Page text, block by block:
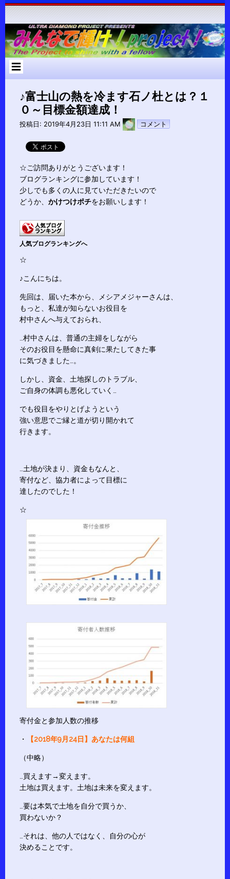
コ
ン
ツ
へ
ス
♪富士山の熱を冷ます石ノ杜とは？１
０～目標金額達成！
投稿日: 2019年4月23日 11:11 AM pokari7
コメント
☆ご訪問ありがとうございます！
ブログランキングに参加しています！
少しでも多くの人に見ていただきたいので
どうか、 かけつけポチをお願いします！
人気ブログランキングへ
☆
♪こんにちは。
先回は、届いた本から、メシアメジャーさんは、
もっと、私達が知らないお役目を
村中さんへ与えておられ、
…村中さんは、普通の主婦をしながら
そのお役目を懸命に真剣に果たしてきた事
に気づきました…。
しかし、資金、土地探しのトラブル、
ご自身の体調も悪化していく…
でも役目をやりとげようという
強い意思でご縁と道が切り開かれて
行きます。
…土地が決まり、資金もなんと、
寄付など、協力者によって目標に
達したのでした！
☆
寄付金と参加人数の推移
・ 【2018年9月24日】あなたは何組
（中略）
…買えます→変えます。
土地は買えます。土地は未来を変えます。
…要は本気で土地を自分で買うか、
買わないか？
…それは、他の人ではなく、自分の心が
決めることです。